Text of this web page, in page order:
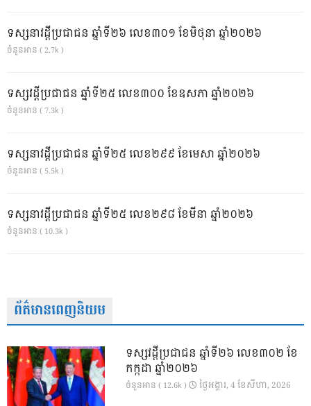
ទស្សនាវដ្ដីប្រជាជន ឆ្នាំទី២៦ លេខ៣០១ ខែមិថុនា ឆ្នាំ២០២៦
ចំនួនអាន ( 2.7k )
ទស្សវដ្តីប្រជាជន ឆ្នាំទី២៥ លេខ៣០០ ខែឧសភា ឆ្នាំ២០២៦
ចំនួនអាន ( 7.3k )
ទស្សនាវដ្ដីប្រជាជន ឆ្នាំទី២៥ លេខ២៩៩ ខែមេសា ឆ្នាំ២០២៦
ចំនួនអាន ( 5.5k )
ទស្សនាវដ្ដីប្រជាជន ឆ្នាំទី២៥ លេខ២៩៨ ខែមីនា ឆ្នាំ២០២៦
ចំនួនអាន ( 10.3k )
ព័ត៌មានពេញនិយម
ទស្សវដ្តីប្រជាជន ឆ្នាំទី២៦ លេខ៣០២ ខែ
កក្កដា ឆ្នាំ២០២៦
ចំនួនអាន ( 12.6k ) ថ្ងៃ​អង្គារ, 4 ខែ​សីហា, 2026